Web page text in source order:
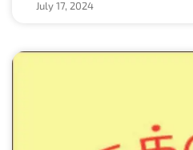
July 17, 2024